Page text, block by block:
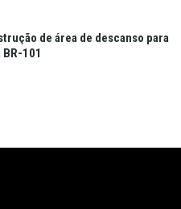
de área de descanso para
101